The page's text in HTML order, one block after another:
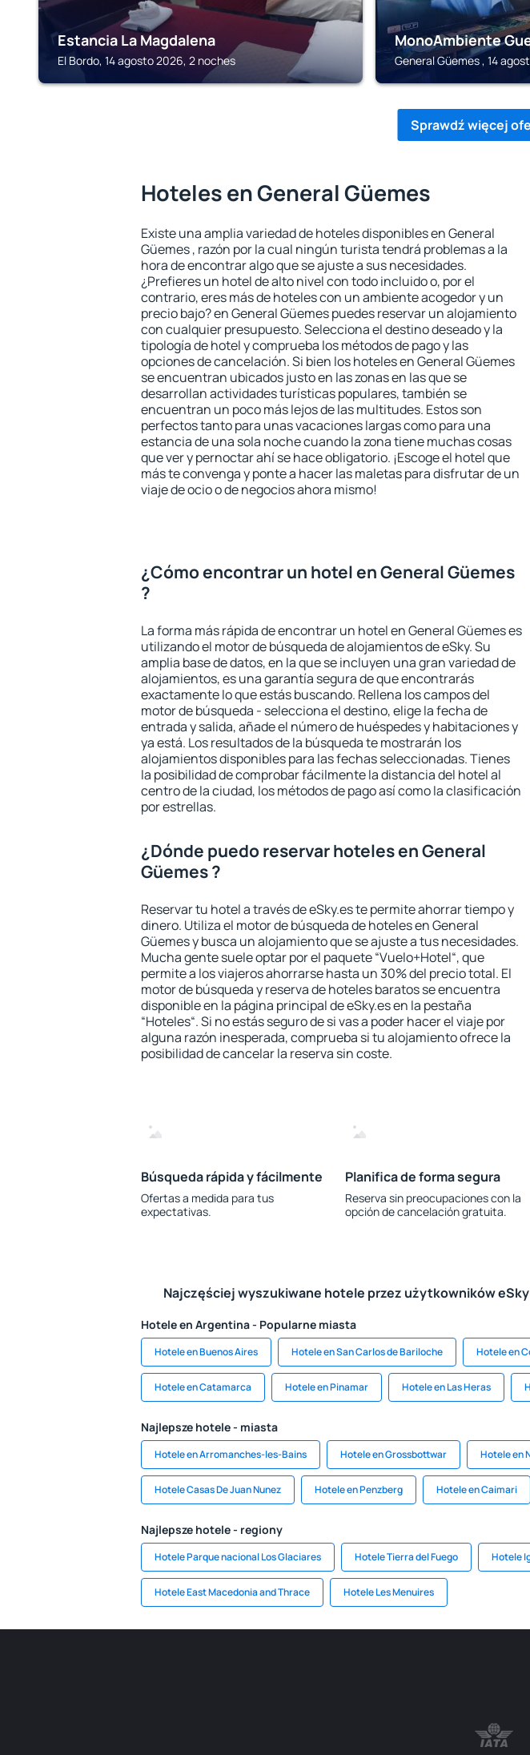
Estancia La Magdalena
El Bordo, 14 agosto 2026, 2 noches
MonoAmbiente
General Güemes , 14
Sprawdź więcej
Hoteles en General Güemes
Existe una amplia variedad de hoteles disponibles en General
Güemes , razón por la cual ningún turista tendrá problemas a la
hora de encontrar algo que se ajuste a sus necesidades.
¿Prefieres un hotel de alto nivel con todo incluido o, por el
contrario, eres más de hoteles con un ambiente acogedor y un
precio bajo? en General Güemes puedes reservar un alojamiento
con cualquier presupuesto. Selecciona el destino deseado y la
tipología de hotel y comprueba los métodos de pago y las
opciones de cancelación. Si bien los hoteles en General Güemes
se encuentran ubicados justo en las zonas en las que se
desarrollan actividades turísticas populares, también se
encuentran un poco más lejos de las multitudes. Estos son
perfectos tanto para unas vacaciones largas como para una
estancia de una sola noche cuando la zona tiene muchas cosas
que ver y pernoctar ahí se hace obligatorio. ¡Escoge el hotel que
más te convenga y ponte a hacer las maletas para disfrutar de un
viaje de ocio o de negocios ahora mismo!
¿Cómo encontrar un hotel en General Güemes
?
La forma más rápida de encontrar un hotel en General Güemes es
utilizando el motor de búsqueda de alojamientos de eSky. Su
amplia base de datos, en la que se incluyen una gran variedad de
alojamientos, es una garantía segura de que encontrarás
exactamente lo que estás buscando. Rellena los campos del
motor de búsqueda - selecciona el destino, elige la fecha de
entrada y salida, añade el número de huéspedes y habitaciones y
ya está. Los resultados de la búsqueda te mostrarán los
alojamientos disponibles para las fechas seleccionadas. Tienes
la posibilidad de comprobar fácilmente la distancia del hotel al
centro de la ciudad, los métodos de pago así como la clasificación
por estrellas.
¿Dónde puedo reservar hoteles en General
Güemes ?
Reservar tu hotel a través de eSky.es te permite ahorrar tiempo y
dinero. Utiliza el motor de búsqueda de hoteles en General
Güemes y busca un alojamiento que se ajuste a tus necesidades.
Mucha gente suele optar por el paquete “Vuelo+Hotel“, que
permite a los viajeros ahorrarse hasta un 30% del precio total. El
motor de búsqueda y reserva de hoteles baratos se encuentra
disponible en la página principal de eSky.es en la pestaña
“Hoteles“. Si no estás seguro de si vas a poder hacer el viaje por
alguna razón inesperada, comprueba si tu alojamiento ofrece la
posibilidad de cancelar la reserva sin coste.
Búsqueda rápida y fácilmente
Ofertas a medida para tus
expectativas.
Planifica de forma segura
Reserva sin preocupaciones con la
opción de cancelación gratuita.
Najczęściej wyszukiwane hotele przez użytkowników eSky
Hotele en Argentina - Popularne miasta
Hotele en Buenos Aires Hotele en San Carlos de Bariloche Hotele en
Hotele en Catamarca Hotele en Pinamar Hotele en Las Heras
Najlepsze hotele - miasta
Hotele en Arromanches-les-Bains Hotele en Grossbottwar Hotele en
Hotele Casas De Juan Nunez Hotele en Penzberg Hotele en Caimari
Najlepsze hotele - regiony
Hotele Parque nacional Los Glaciares Hotele Tierra del Fuego Hotele
Hotele East Macedonia and Thrace Hotele Les Menuires